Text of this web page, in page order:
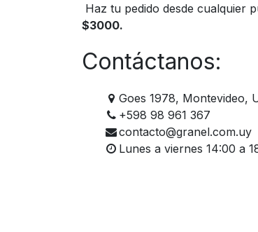
Haz tu pedido desde cualquier
$3000.
Contáctanos:
Goes 1978, Montevideo,
+598 98 961 367
contacto@granel.com.uy
Lunes a viernes 14:00 a